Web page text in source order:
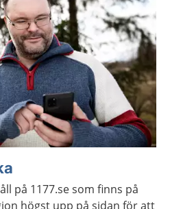
på 1177.se som finns på
högst upp på sidan för att